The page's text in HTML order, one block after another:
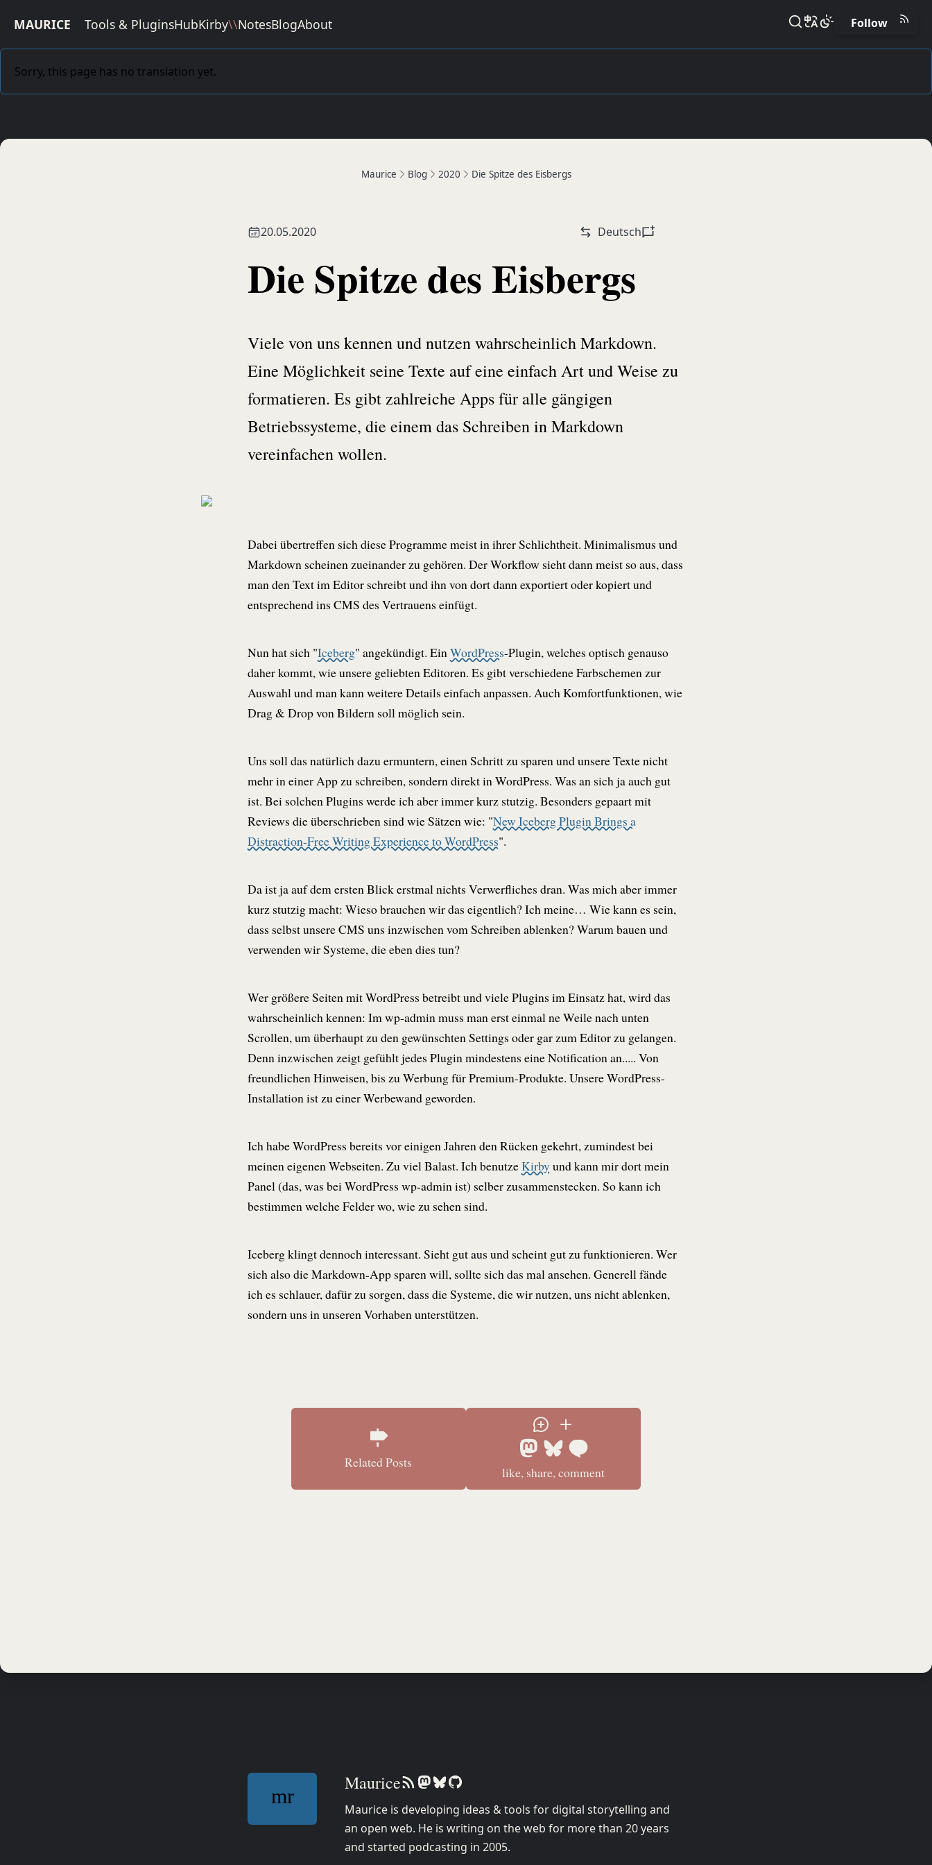
MAURICE Tools & PluginsHubKirby\\NotesBlogAbout Follow
Sorry, this page has no translation yet.
Maurice Blog 2020 Die Spitze des Eisbergs
20.05.2020 Deutsch
Die Spitze des Eisbergs
Viele von uns kennen und nutzen wahrscheinlich Markdown.
Eine Möglichkeit seine Texte auf eine einfach Art und Weise zu
formatieren. Es gibt zahlreiche Apps für alle gängigen
Betriebssysteme, die einem das Schreiben in Markdown
vereinfachen wollen.
Dabei übertreffen sich diese Programme meist in ihrer Schlichtheit. Minimalismus und
Markdown scheinen zueinander zu gehören. Der Workflow sieht dann meist so aus, dass
man den Text im Editor schreibt und ihn von dort dann exportiert oder kopiert und
entsprechend ins CMS des Vertrauens einfügt.
Nun hat sich "Iceberg" angekündigt. EinWordPress-Plugin, welches optisch genauso
daher kommt, wie unsere geliebten Editoren. Es gibt verschiedene Farbschemen zur
Auswahl und man kann weitere Details einfach anpassen. Auch Komfortfunktionen, wie
Drag & Drop von Bildern soll möglich sein.
Uns soll das natürlich dazu ermuntern, einen Schritt zu sparen und unsere Texte nicht
mehr in einer App zu schreiben, sondern direkt in WordPress. Was an sich ja auch gut
ist. Bei solchen Plugins werde ich aber immer kurz stutzig. Besonders gepaart mit
Reviews die überschrieben sind wie Sätzen wie: "New Iceberg Plugin Brings a
Distraction-Free Writing Experience to WordPress".
Da ist ja auf dem ersten Blick erstmal nichts Verwerfliches dran. Was mich aber immer
kurz stutzig macht: Wieso brauchen wir das eigentlich? Ich meine… Wie kann es sein,
dass selbst unsere CMS uns inzwischen vom Schreiben ablenken? Warum bauen und
verwenden wir Systeme, die eben dies tun?
Wer größere Seiten mit WordPress betreibt und viele Plugins im Einsatz hat, wird das
wahrscheinlich kennen: Im wp-admin muss man erst einmal ne Weile nach unten
Scrollen, um überhaupt zu den gewünschten Settings oder gar zum Editor zu gelangen.
Denn inzwischen zeigt gefühlt jedes Plugin mindestens eine Notification an..... Von
freundlichen Hinweisen, bis zu Werbung für Premium-Produkte. Unsere WordPress-
Installation ist zu einer Werbewand geworden.
Ich habe WordPress bereits vor einigen Jahren den Rücken gekehrt, zumindest bei
meinen eigenen Webseiten. Zu viel Balast. Ich benutzeKirbyund kann mir dort mein
Panel (das, was bei WordPress wp-admin ist) selber zusammenstecken. So kann ich
bestimmen welche Felder wo, wie zu sehen sind.
Iceberg klingt dennoch interessant. Sieht gut aus und scheint gut zu funktionieren. Wer
sich also die Markdown-App sparen will, sollte sich das mal ansehen. Generell fände
ich es schlauer, dafür zu sorgen, dass die Systeme, die wir nutzen, uns nicht ablenken,
sondern uns in unseren Vorhaben unterstützen.
Related Posts
like, share, comment
Maurice
Maurice is developing ideas & tools for digital storytelling and
an open web. He is writing on the web for more than 20 years
and started podcasting in 2005.